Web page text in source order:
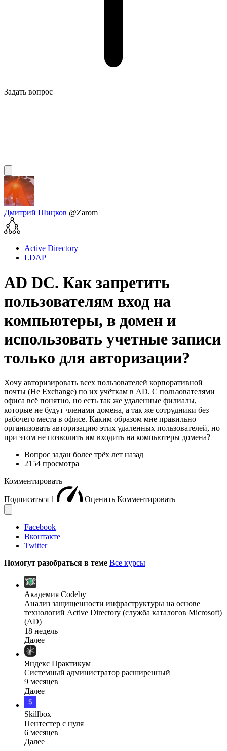
Задать вопрос
Дмитрий Шицков @Zarom
Active Directory
LDAP
AD DC. Как запретить
пользователям вход на
компьютеры, в домен и
использовать учетные записи
только для авторизации?
Хочу авторизировать всех пользователей корпоративной
почты (Не Exchange) по их учёткам в AD. С пользователями
офиса всё понятно, но есть так же удаленные филиалы,
которые не будут членами домена, а так же сотрудники без
рабочего места в офисе. Каким образом мне правильно
организовать авторизацию этих удаленных пользователей, но
при этом не позволить им входить на компьютеры домена?
Вопрос задан более трёх лет назад
2154 просмотра
Комментировать
Подписаться 1 Оценить Комментировать
Facebook
Вконтакте
Twitter
Помогут разобраться в теме Все курсы
Академия Codeby
Анализ защищенности инфраструктуры на основе
технологий Active Directory (служба каталогов Microsoft)
(AD)
18 недель
Далее
Яндекс Практикум
Системный администратор расширенный
9 месяцев
Далее
Skillbox
Пентестер с нуля
6 месяцев
Далее